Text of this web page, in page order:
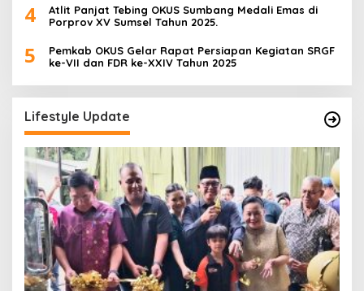
4
Atlit Panjat Tebing OKUS Sumbang Medali Emas di
Porprov XV Sumsel Tahun 2025.
5
Pemkab OKUS Gelar Rapat Persiapan Kegiatan SRGF
ke-VII dan FDR ke-XXIV Tahun 2025
Lifestyle Update